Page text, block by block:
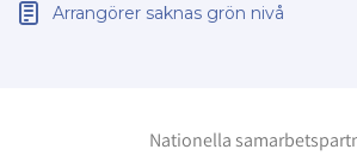
Arrangörer saknas grön nivå
Nationella